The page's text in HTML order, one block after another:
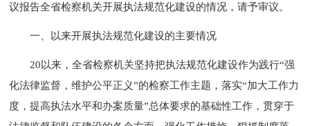
议报告全省检察机关开展执法规范化建设的情况，请予审议。
一、以来开展执法规范化建设的主要情况
20以来，全省检察机关坚持把执法规范化建设作为践行“强
化法律监督，维护公平正义”的检察工作主题，落实“加大工作力
度，提高执法水平和办案质量”总体要求的基础性工作，贯穿于